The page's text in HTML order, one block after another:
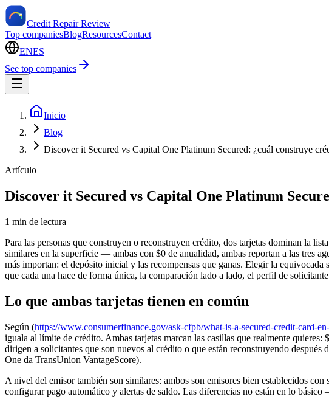
Credit Repair Review
Top companiesBlogResourcesContact
ENES
See top companies
Inicio
Blog
Discover it Secured vs Capital One Platinum Secured: ¿cuál construye
Artículo
Discover it Secured vs Capital One Platinum
1 min de lectura
Para las personas que construyen o reconstruyen crédito, dos tarjetas dominan la
similares en la superficie — ambas con $0 de anualidad, ambas reportan a las tres
más importan: el depósito inicial y las recompensas que ganas. Elegir la
que cada una hace de forma única, la comparación lado a lado, el perfil de
Lo que ambas tarjetas tienen en común
Según (https://www.consumerfinance.gov/ask-cfpb/what-is-a-secured-credit-card-
iguala al límite de crédito. Ambas tarjetas marcan las casillas que realmente
dirigen a solicitantes que son nuevos al crédito o que están reconstruyendo
One da TransUnion VantageScore).
A nivel del emisor también son similares: ambos son emisores bien establecidos
configurar pago automático y alertas de saldo. Las diferencias no están en lo